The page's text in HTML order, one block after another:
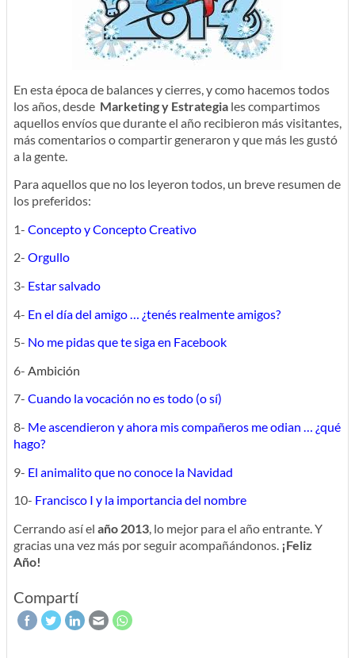
En esta época de balances y cierres, y como hacemos todos
los años, desde Marketing y Estrategiales compartimos
aquellos envíos que durante el año recibieron más visitantes,
más comentarios o compartir generaron y que más les gustó
a la gente.
Para aquellos que no los leyeron todos, un breve resumen de
los preferidos:
1- Concepto y Concepto Creativo
2- Orgullo
3- Estar salvado
4- En el día del amigo … ¿tenés realmente amigos?
5- No me pidas que te siga en Facebook
6- Ambición
7- Cuando la vocación no es todo (o sí)
8- Me ascendieron y ahora mis compañeros me odian … ¿qué
hago?
9- El animalito que no conoce la Navidad
10- Francisco I y la importancia del nombre
Cerrando así el año 2013, lo mejor para el año entrante. Y
gracias una vez más por seguir acompañándonos. ¡Feliz
Año!
Compartí